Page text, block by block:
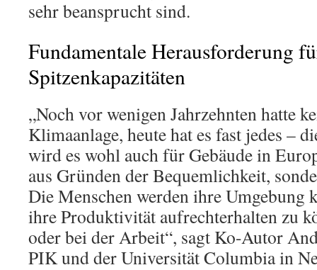
sehr beansprucht sind.
Fundamentale Herausforderung
Spitzenkapazitäten
„Noch vor wenigen Jahrzehnten hatte
Klimaanlage, heute hat es fast jedes –
wird es wohl auch für Gebäude in
aus Gründen der Bequemlichkeit,
Die Menschen werden ihre Umgebung
ihre Produktivität aufrechterhalten zu
oder bei der Arbeit“, sagt Ko-Autor
PIK und der Universität Columbia in